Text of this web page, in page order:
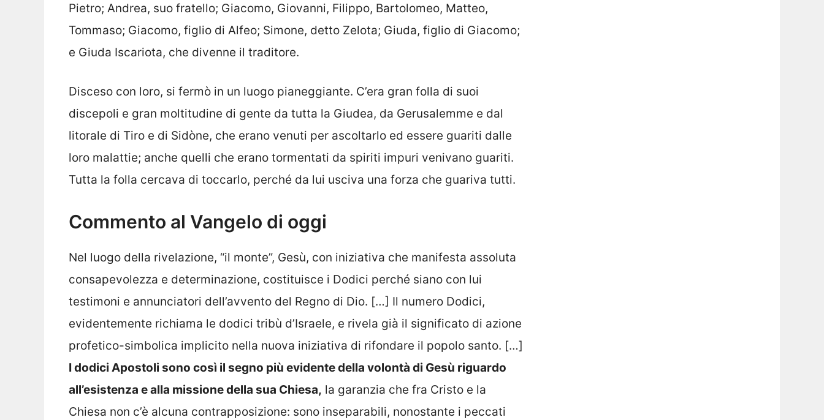
Pietro; Andrea, suo fratello; Giacomo, Giovanni, Filippo, Bartolomeo, Matteo,
Tommaso; Giacomo, figlio di Alfeo; Simone, detto Zelota; Giuda, figlio di Giacomo;
e Giuda Iscariota, che divenne il traditore.
Disceso con loro, si fermò in un luogo pianeggiante. C’era gran folla di suoi
discepoli e gran moltitudine di gente da tutta la Giudea, da Gerusalemme e dal
litorale di Tiro e di Sidòne, che erano venuti per ascoltarlo ed essere guariti dalle
loro malattie; anche quelli che erano tormentati da spiriti impuri venivano guariti.
Tutta la folla cercava di toccarlo, perché da lui usciva una forza che guariva tutti.
Commento al Vangelo di oggi
Nel luogo della rivelazione, “il monte”, Gesù, con iniziativa che manifesta assoluta
consapevolezza e determinazione, costituisce i Dodici perché siano con lui
testimoni e annunciatori dell’avvento del Regno di Dio. […] Il numero Dodici,
evidentemente richiama le dodici tribù d’Israele, e rivela già il significato di azione
profetico-simbolica implicito nella nuova iniziativa di rifondare il popolo santo. […]
I dodici Apostoli sono così il segno più evidente della volontà di Gesù riguardo
all’esistenza e alla missione della sua Chiesa, la garanzia che fra Cristo e la
Chiesa non c’è alcuna contrapposizione: sono inseparabili, nonostante i peccati